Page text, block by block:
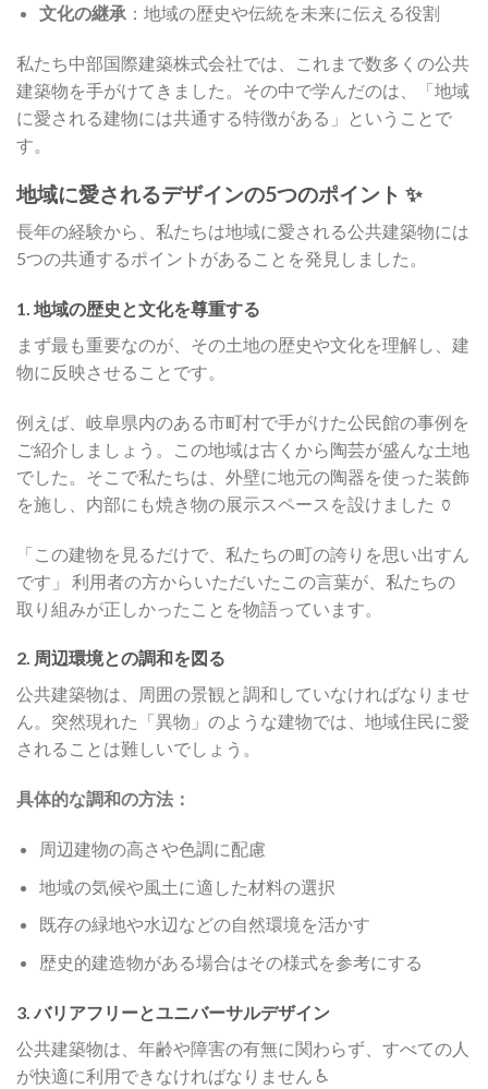
文化の継承：地域の歴史や伝統を未来に伝える役割
私たち中部国際建築株式会社では、これまで数多くの公共
建築物を手がけてきました。その中で学んだのは、「地域
に愛される建物には共通する特徴がある」ということで
す。
地域に愛されるデザインの5つのポイント ✨
長年の経験から、私たちは地域に愛される公共建築物には
5つの共通するポイントがあることを発見しました。
1. 地域の歴史と文化を尊重する
まず最も重要なのが、その土地の歴史や文化を理解し、建
物に反映させることです。
例えば、岐阜県内のある市町村で手がけた公民館の事例を
ご紹介しましょう。この地域は古くから陶芸が盛んな土地
でした。そこで私たちは、外壁に地元の陶器を使った装飾
を施し、内部にも焼き物の展示スペースを設けました 🏺
「この建物を見るだけで、私たちの町の誇りを思い出すん
です」 利用者の方からいただいたこの言葉が、私たちの
取り組みが正しかったことを物語っています。
2. 周辺環境との調和を図る
公共建築物は、周囲の景観と調和していなければなりませ
ん。突然現れた「異物」のような建物では、地域住民に愛
されることは難しいでしょう。
具体的な調和の方法：
周辺建物の高さや色調に配慮
地域の気候や風土に適した材料の選択
既存の緑地や水辺などの自然環境を活かす
歴史的建造物がある場合はその様式を参考にする
3. バリアフリーとユニバーサルデザイン
公共建築物は、年齢や障害の有無に関わらず、すべての人
が快適に利用できなければなりません ♿